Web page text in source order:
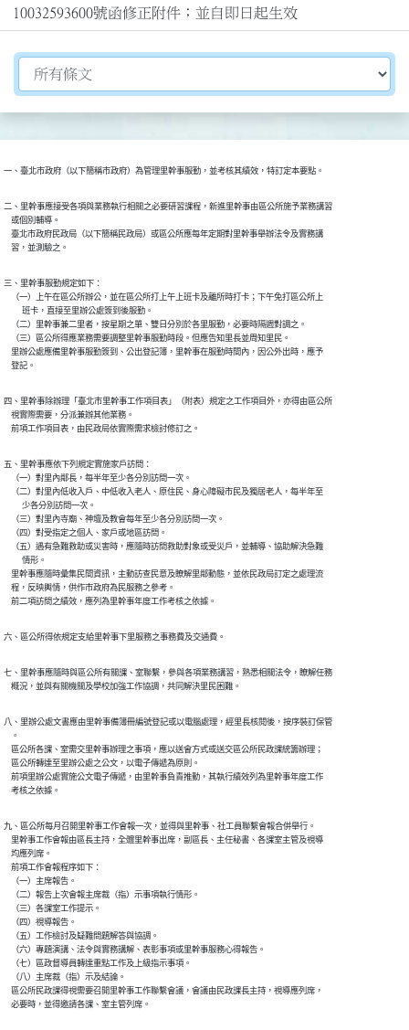
10032593600號函修正附件；並自即日起生效
切換選擇法規資訊內容
二、里幹事應接受各項與業務執行相關之必要研習課程，新進里幹事由區公所施予業務講習
    或個別輔導。
    臺北市政府民政局（以下簡稱民政局）或區公所應每年定期對里幹事舉辦法令及實務講
三、里幹事服勤規定如下：
    （一）上午在區公所辦公，並在區公所打上午上班卡及離所時打卡；下午免打區公所上
          班卡，直接至里辦公處簽到後服勤。
    （二）里幹事兼二里者，按星期之單、雙日分別於各里服勤，必要時隔週對調之。
    （三）區公所得應業務需要調整里幹事服勤時段。但應告知里長並周知里民。
    里辦公處應備里幹事服勤簽到、公出登記簿，里幹事在服勤時間內，因公外出時，應予
四、里幹事除辦理「臺北市里幹事工作項目表」（附表）規定之工作項目外，亦得由區公所
    視實際需要，分派兼辦其他業務。
五、里幹事應依下列規定實施家戶訪問：
    （一）對里內鄰長，每半年至少各分別訪問一次。
    （二）對里內低收入戶、中低收入老人、原住民、身心障礙市民及獨居老人，每半年至
          少各分別訪問一次。
    （三）對里內寺廟、神壇及教會每年至少各分別訪問一次。
    （四）對受指定之個人、家戶或地區訪問。
    （五）遇有急難救助或災害時，應隨時訪問救助對象或受災戶，並輔導、協助解決急難
          情形。
    里幹事應隨時彙集民間資訊，主動訪查民意及瞭解里鄰動態，並依民政局訂定之處理流
    程，反映輿情，供作市政府為民服務之參考。
七、里幹事應隨時與區公所有關課、室聯繫，參與各項業務講習，熟悉相關法令，瞭解任務
八、里辦公處文書應由里幹事備簿冊編號登記或以電腦處理，經里長核閱後，按序裝訂保管
    。
    區公所各課、室需交里幹事辦理之事項，應以送會方式或送交區公所民政課統籌辦理；
    區公所轉達至里辦公處之公文，以電子傳遞為原則。
    前項里辦公處實施公文電子傳遞，由里幹事負責推動，其執行績效列為里幹事年度工作
九、區公所每月召開里幹事工作會報一次，並得與里幹事、社工員聯繫會報合併舉行。
    里幹事工作會報由區長主持，全體里幹事出席，副區長、主任秘書、各課室主管及視導
    均應列席。
    前項工作會報程序如下：
    （一）主席報告。
    （二）報告上次會報主席裁（指）示事項執行情形。
    （三）各課室工作提示。
    （四）視導報告。
    （五）工作檢討及疑難問題解答與協調。
    （六）專題演講、法令與實務講解、表彰事項或里幹事服務心得報告。
    （七）區政督導員轉達重點工作及上級指示事項。
    （八）主席裁（指）示及結論。
    區公所民政課得視需要召開里幹事工作聯繫會議，會議由民政課長主持，視導應列席，